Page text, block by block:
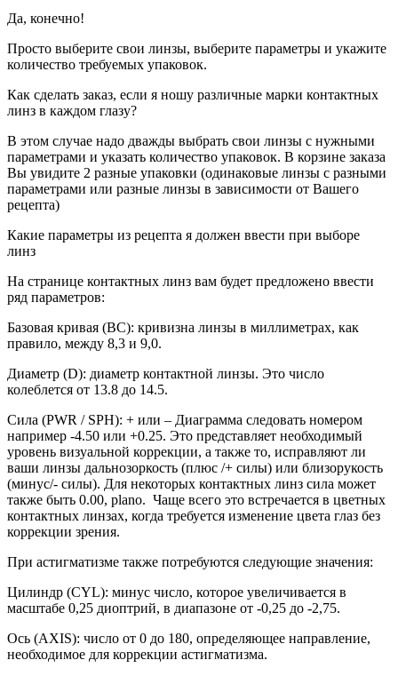
Да, конечно!
Просто выберите свои линзы, выберите параметры и укажите
количество требуемых упаковок.
Как сделать заказ, если я ношу различные марки контактных
линз в каждом глазу?
В этом случае надо дважды выбрать свои линзы с нужными
параметрами и указать количество упаковок. В корзине заказа
Вы увидите 2 разные упаковки (одинаковые линзы с разными
параметрами или разные линзы в зависимости от Вашего
рецепта)
Какие параметры из рецепта я должен ввести при выборе
линз
На странице контактных линз вам будет предложено ввести
ряд параметров:
Базовая кривая (BC): кривизна линзы в миллиметрах, как
правило, между 8,3 и 9,0.
Диаметр (D): диаметр контактной линзы. Это число
колеблется от 13.8 до 14.5.
Сила (PWR / SPH): + или – Диаграмма следовать номером
например -4.50 или +0.25. Это представляет необходимый
уровень визуальной коррекции, а также то, исправляют ли
ваши линзы дальнозоркость (плюс /+ силы) или близорукость
(минус/- силы). Для некоторых контактных линз сила может
также быть 0.00, plano. Чаще всего это встречается в цветных
контактных линзах, когда требуется изменение цвета глаз без
коррекции зрения.
При астигматизме также потребуются следующие значения:
Цилиндр (CYL): минус число, которое увеличивается в
масштабе 0,25 диоптрий, в диапазоне от -0,25 до -2,75.
Ось (AXIS): число от 0 до 180, определяющее направление,
необходимое для коррекции астигматизма.